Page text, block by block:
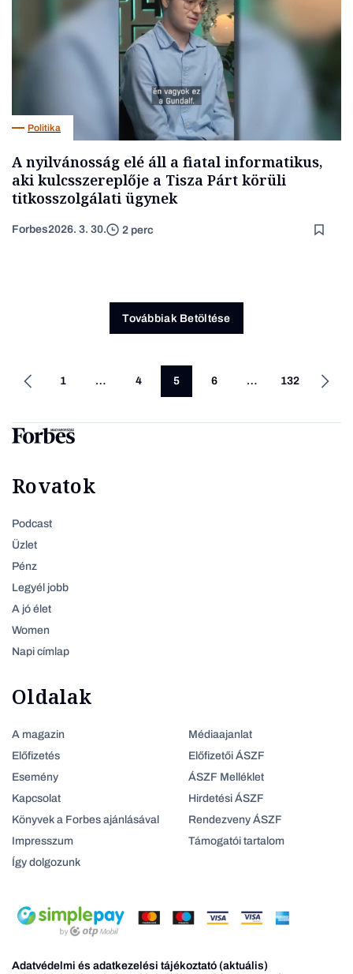
Politika
A nyilvánosság elé áll a fiatal informatikus,
aki kulcsszereplője a Tisza Párt körüli
titkosszolgálati ügynek
Forbes2026. 3. 30. 2 perc
Továbbiak Betöltése
1 … 4 5 6 … 132
Rovatok
Podcast
Üzlet
Pénz
Legyél jobb
A jó élet
Women
Napi címlap
Oldalak
A magazin
Előfizetés
Esemény
Kapcsolat
Könyvek a Forbes ajánlásával
Impresszum
Így dolgozunk
Médiaajanlat
Előfizetői ÁSZF
ÁSZF Melléklet
Hirdetési ÁSZF
Rendezveny ÁSZF
Támogatói tartalom
Adatvédelmi és adatkezelési tájékoztató (aktuális)